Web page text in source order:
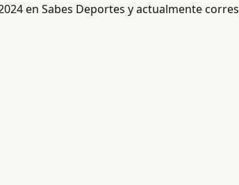
en Sabes Deportes y actualmente